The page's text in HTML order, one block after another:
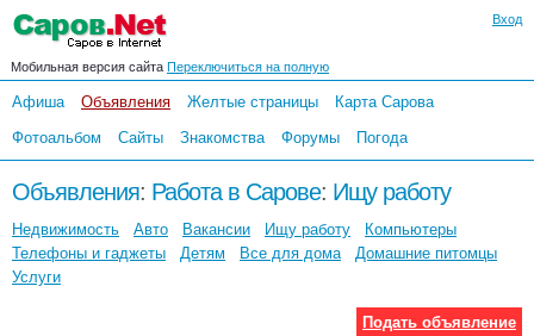
Вход
Мобильная версия сайта Переключиться на полную
Афиша Объявления Желтые страницы
Карта Сарова
Фотоальбом
Сайты Знакомства Форумы Погода
Объявления: Работа в Сарове: Ищу работу
Недвижимость Авто Вакансии Ищу работу
Компьютеры
Телефоны и гаджеты
Детям Все для дома
Домашние питомцы
Услуги
Подать объявление